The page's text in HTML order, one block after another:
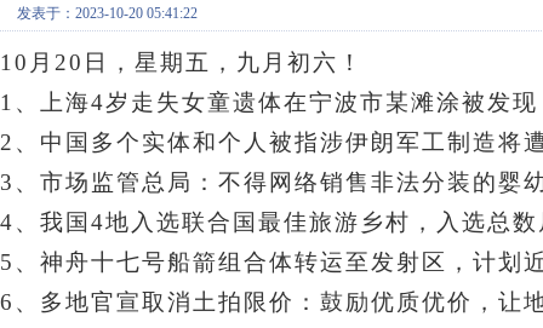
发表于：2023-10-20 05:41:22
10月20日，星期五 ，九月初六！
1、上海4岁走失女童遗体在宁波市某滩涂被发
2、中国多个实体和个人被指涉伊朗军工制造将
3、市场监管总局：不得网络销售非法分装的婴
4、 我国4地入选联合国最佳旅游乡村，入选总
5、神舟十七号船箭组合体转运至发射区，计划
6、 多地官宣取消土拍限价：鼓励优质优价，让